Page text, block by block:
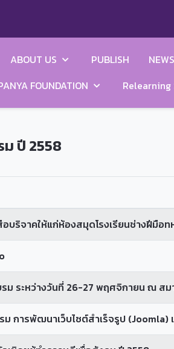
ABOUT US PUBLISH NEWS
FOUNDATION
Relearning
ม ปี 2558
บริจาคให้แก่ห้องสมุดโรงเรียนช่างฝีมือท
ม ระหว่างวันที่ 26-27 พฤศจิกายน ณ สม
ม การพัฒนาเว็บไซต์สำเร็จรูป